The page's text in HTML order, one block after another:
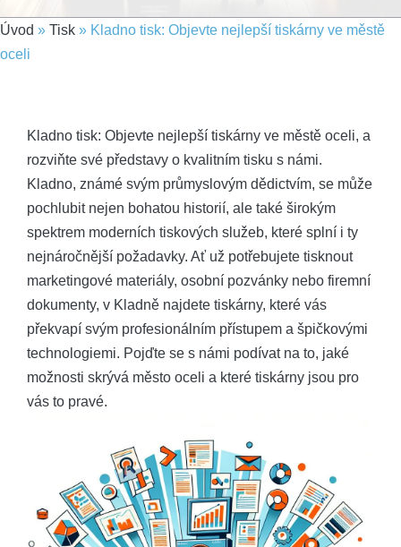
Úvod » Tisk » Kladno tisk: Objevte nejlepší tiskárny ve městě
oceli
Kladno tisk: Objevte nejlepší tiskárny ve městě oceli, a
rozviňte své představy o kvalitním tisku s námi.
Kladno, známé svým průmyslovým dědictvím, se může
pochlubit nejen bohatou historií, ale také širokým
spektrem moderních tiskových služeb, které splní i ty
nejnáročnější požadavky. Ať už potřebujete tisknout
marketingové materiály, osobní pozvánky nebo firemní
dokumenty, v Kladně najdete tiskárny, které vás
překvapí svým profesionálním přístupem a špičkovými
technologiemi. Pojďte se s námi podívat na to, jaké
možnosti skrývá město oceli a které tiskárny jsou pro
vás to pravé.